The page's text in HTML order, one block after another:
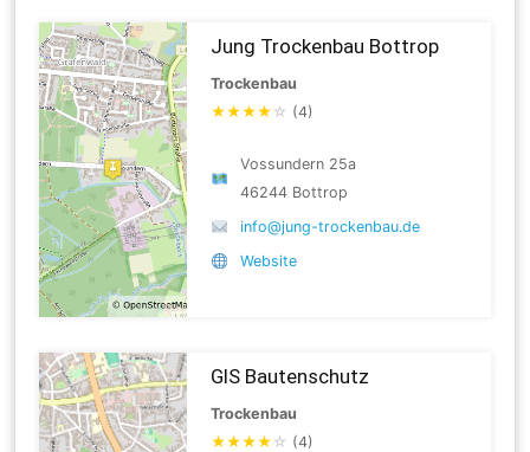
Jung Trockenbau Bottrop
Trockenbau
★★★★ ☆ (4)
Vossundern 25a
46244 Bottrop
info@jung-trockenbau.de
Website
GIS Bautenschutz
Trockenbau
★★★★ ☆ (4)